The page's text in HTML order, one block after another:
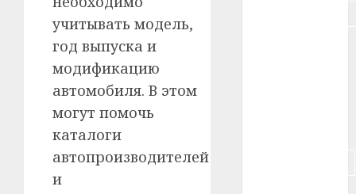
учитывать модель,
год выпуска и
модификацию
автомобиля. В этом
могут помочь
каталоги
автопроизводителей
и